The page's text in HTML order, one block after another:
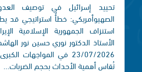
تحييد إسرائيل في توصيف
الصهيوأمريكي: خطأٌ استراتيجي قد
استنزاف الجمهورية الإسلامية
الأستاذ الدكتور نوري حسين نور
23/07/2026 في المواجهات الكبرى لا
تُقاس أهمية الأحداث بحجم الضربات...